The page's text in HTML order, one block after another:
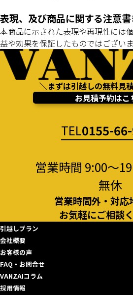
表現、及び商品に関する注意書
本商品に示された表現や再現性には
益や効果を保証したものではございま
＼まずは引越しの無料見
お見積予約はこ
TEL0155-
営業時間 9:00～
無休
営業時間外・対応
お気軽にご相談
引越しプラン
会社概要
お客様の声
FAQ・お問合せ
VANZAIコラム
採用情報